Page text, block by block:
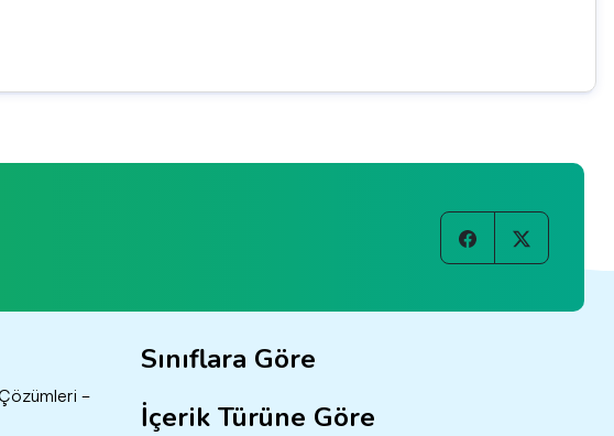
Çözümleri –
Sınıflara Göre
İçerik Türüne Göre